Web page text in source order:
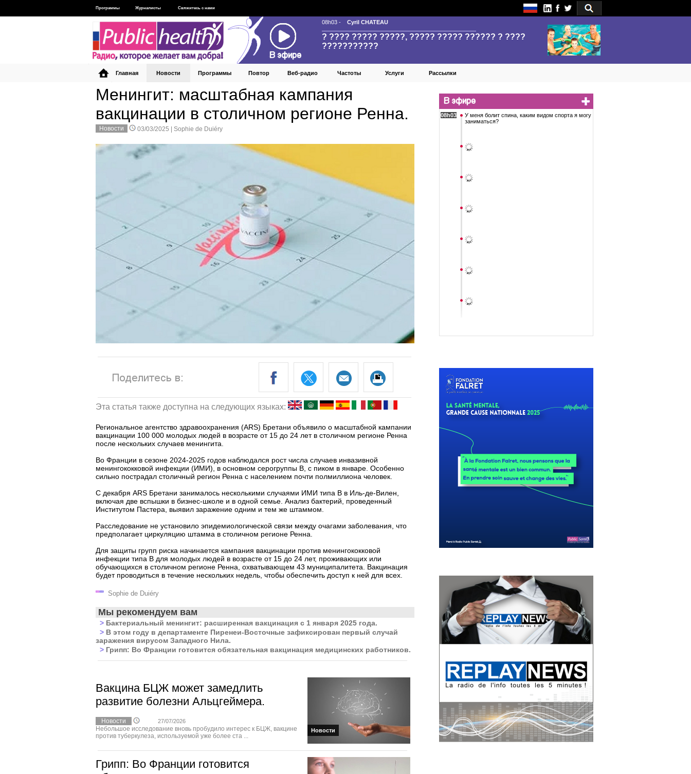
Менингит: масштабная кампания
вакцинации в столичном регионе Ренна.
Новости 03/03/2025 | Sophie de Duiéry
Эта статья также доступна на следующих языках:
Региональное агентство здравоохранения (ARS) Бретани объявило о масштабной кампании
вакцинации 100 000 молодых людей в возрасте от 15 до 24 лет в столичном регионе Ренна
после нескольких случаев менингита.
Во Франции в сезоне 2024-2025 годов наблюдался рост числа случаев инвазивной
менингококковой инфекции (ИМИ), в основном серогруппы B, с пиком в январе. Особенно
сильно пострадал столичный регион Ренна с населением почти полмиллиона человек.
С декабря ARS Бретани занималось несколькими случаями ИМИ типа B в Иль-де-Вилен,
включая две вспышки в бизнес-школе и в одной семье. Анализ бактерий, проведенный
Институтом Пастера, выявил заражение одним и тем же штаммом.
Расследование не установило эпидемиологической связи между очагами заболевания, что
предполагает циркуляцию штамма в столичном регионе Ренна.
Для защиты групп риска начинается кампания вакцинации против менингококковой
инфекции типа B для молодых людей в возрасте от 15 до 24 лет, проживающих или
обучающихся в столичном регионе Ренна, охватывающем 43 муниципалитета. Вакцинация
будет проводиться в течение нескольких недель, чтобы обеспечить доступ к ней для всех.
Sophie de Duiéry
Мы рекомендуем вам
> Бактериальный менингит: расширенная вакцинация с 1 января 2025 года.
> В этом году в департаменте Пиренеи-Восточные зафиксирован первый случай
заражения вирусом Западного Нила.
> Грипп: Во Франции готовится обязательная вакцинация медицинских работников.
Вакцина БЦЖ может замедлить
развитие болезни Альцгеймера.
Новости
Новости 27/07/2026
Небольшое исследование вновь пробудило интерес к БЦЖ, вакцине
против туберкулеза, используемой уже более ста ...
Грипп: Во Франции готовится
Программы Журналисты Свяжитесь с нами
Главная Новости Программы Повтор Веб‑радио Частоты Услуги Рассылки